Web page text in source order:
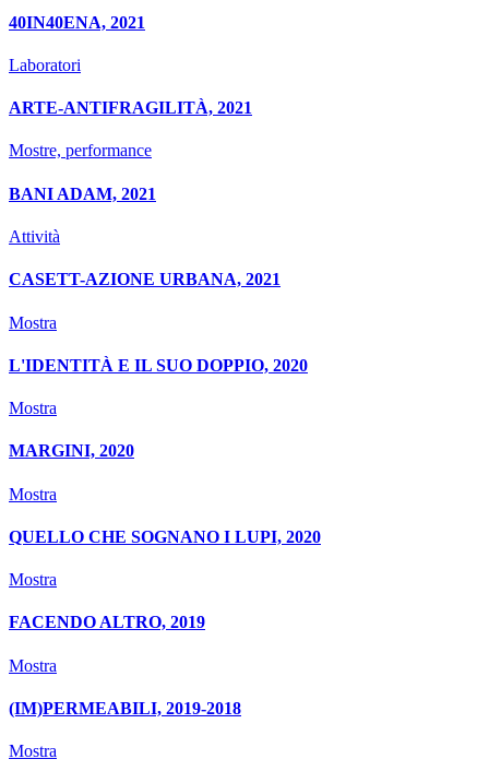
40IN40ENA, 2021
Laboratori
ARTE-ANTIFRAGILITÀ, 2021
Mostre, performance
BANI ADAM, 2021
Attività
CASETT-AZIONE URBANA, 2021
Mostra
L'IDENTITÀ E IL SUO DOPPIO, 2020
Mostra
MARGINI, 2020
Mostra
QUELLO CHE SOGNANO I LUPI, 2020
Mostra
FACENDO ALTRO, 2019
Mostra
(IM)PERMEABILI, 2019-2018
Mostra